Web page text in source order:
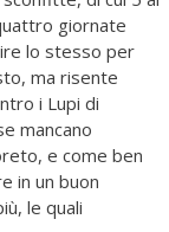
giornate
lo stesso per
ma risente
i Lupi di
mancano
e come ben
in un buon
le quali